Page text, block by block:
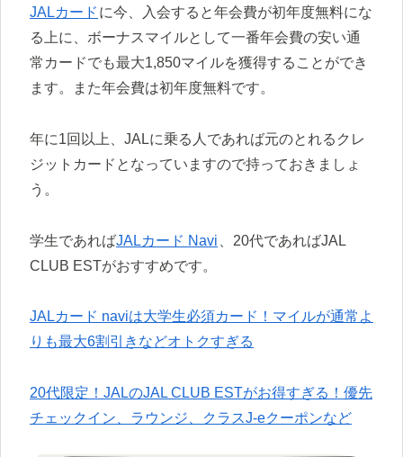
JALカード に今、入会すると年会費が初年度無料にな
る上に、ボーナスマイルとして一番年会費の安い通
常カードでも最大1,850マイルを獲得することができ
ます。また年会費は初年度無料です。
年に1回以上、JALに乗る人であれば元のとれるクレ
ジットカードとなっていますので持っておきましょ
う。
学生であればJALカード Navi
、20代であればJAL
CLUB ESTがおすすめです。
JALカード naviは大学生必須カード！マイルが通常よ
りも最大6割引きなどオトクすぎる
20代限定！JALのJAL CLUB ESTがお得すぎる！優先
チェックイン、ラウンジ、クラスJ-eクーポンなど